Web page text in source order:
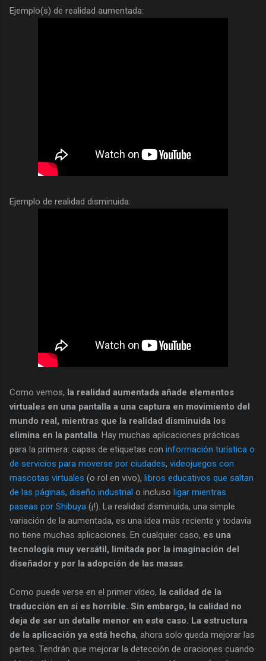
Ejemplo(s) de realidad aumentada:
Ejemplo de realidad disminuida:
Como vemos, la realidad aumentada añade elementos
virtuales en una pantalla a una captura en movimiento del
mundo real, mientras que la realidad disminuida los
elimina en la pantalla . Hay muchas aplicaciones prácticas
para la primera: capas de etiquetas con información turística o
de servicios para moverse por ciudades, videojuegos con
mascotas virtuales (o rol en vivo), libros educativos que saltan
de las páginas, diseño industrial o incluso ligar mientras
paseas por Shibuya (¡!). La realidad disminuida, una simple
variación de la aumentada, es una idea más reciente y todavía
no tiene muchas aplicaciones. En cualquier caso, es una
tecnología muy versátil, limitada por la imaginación del
diseñador y por la adopción de las masas
Como puede verse en el primer vídeo, la calidad de la
traducción en sí es horrible. Sin embargo, la calidad no
deja de ser un detalle menor en este caso. La estructura
de la aplicación ya está hecha, ahora solo queda mejorar las
partes. Tendrán que mejorar la detección de oraciones cuando